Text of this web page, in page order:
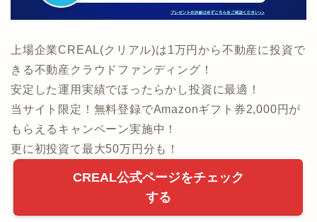
上場企業CREAL(クリアル)は1万円から不動産に投資で
きる不動産クラウドファンディング！
安定した運用実績でほったらかし投資に最適！
当サイト限定！無料登録でAmazonギフト券2,000円が
もらえるキャンペーン実施中！
更に初投資て最大50万円分も！
CREAL公式ページをチェック
する